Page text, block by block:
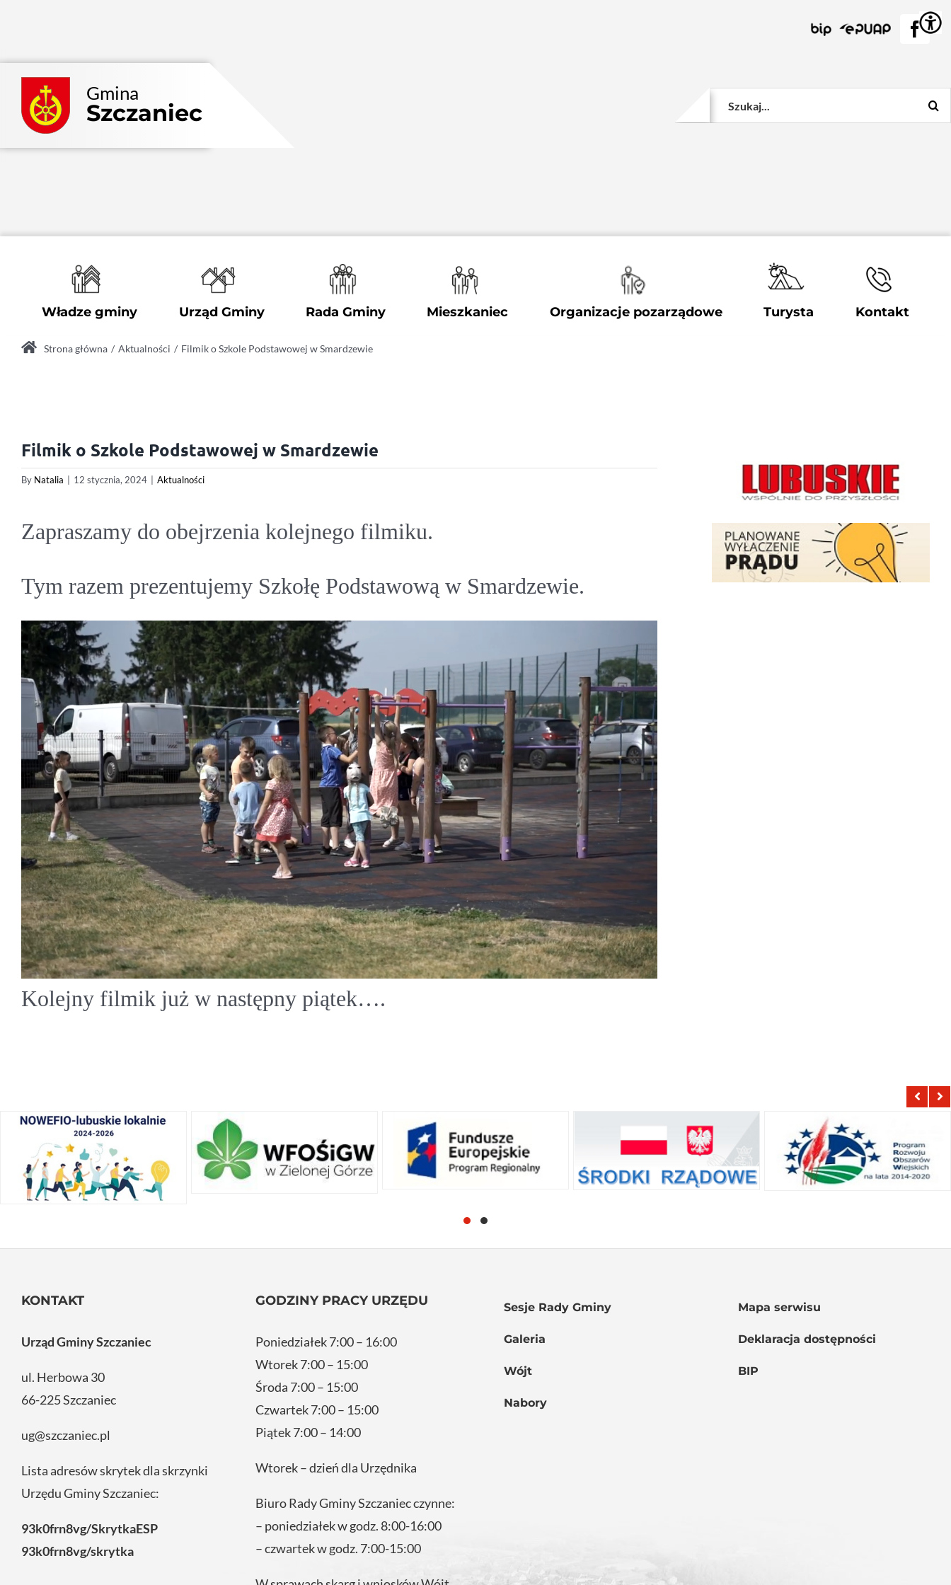
BIP EPUAP
Gmina
Szczaniec
Władze gminy Urząd Gminy Rada Gminy Mieszkaniec Organizacje pozarządowe Turysta Kontakt
Strona główna Aktualności Filmik o Szkole Podstawowej w Smardzewie
Filmik o Szkole Podstawowej w Smardzewie
By Natalia 12 stycznia, 2024 Aktualności
Zapraszamy do obejrzenia kolejnego filmiku.
Tym razem prezentujemy Szkołę Podstawową w Smardzewie.
Kolejny filmik już w następny piątek….
KONTAKT
Urząd Gminy Szczaniec
ul. Herbowa 30
66-225 Szczaniec
ug@szczaniec.pl
Lista adresów skrytek dla skrzynki
Urzędu Gminy Szczaniec:
93k0frn8vg/SkrytkaESP
93k0frn8vg/skrytka
GODZINY PRACY URZĘDU
Poniedziałek 7:00 – 16:00
Wtorek 7:00 – 15:00
Środa 7:00 – 15:00
Czwartek 7:00 – 15:00
Piątek 7:00 – 14:00
Wtorek – dzień dla Urzędnika
Biuro Rady Gminy Szczaniec czynne:
– poniedziałek w godz. 8:00-16:00
– czwartek w godz. 7:00-15:00
Sesje Rady Gminy
Galeria
Wójt
Nabory
Mapa serwisu
Deklaracja dostępności
BIP